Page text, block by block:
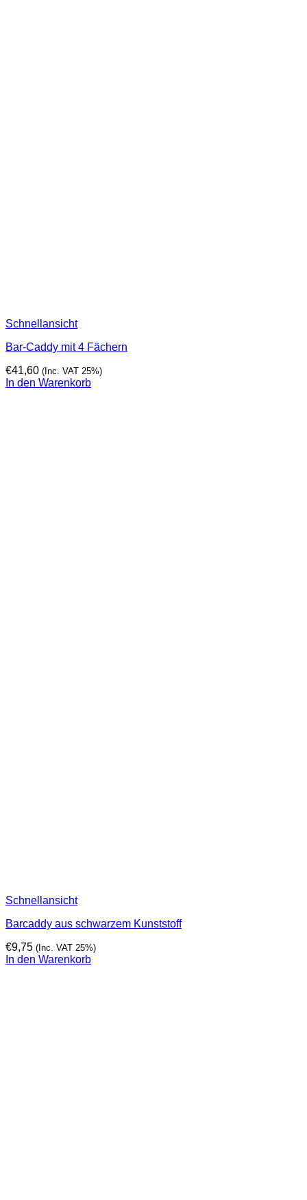
Schnellansicht
Bar-Caddy mit 4 Fächern
€41,60 (Inc. VAT 25%)
In den Warenkorb
Schnellansicht
Barcaddy aus schwarzem Kunststoff
€9,75 (Inc. VAT 25%)
In den Warenkorb